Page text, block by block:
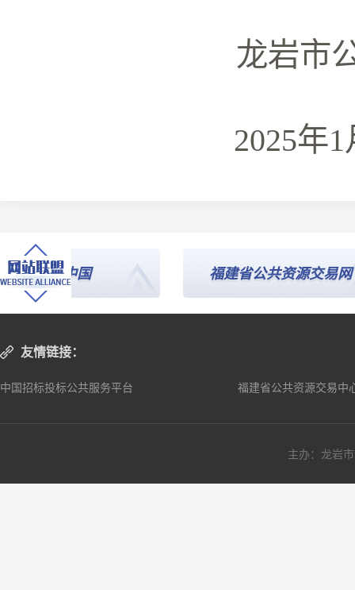
龙岩市
2025年1月
信用中国 福建省公共资源交易网
友情链接：
中国招标投标公共服务平台 福建省公共资源交易中
主办：龙岩